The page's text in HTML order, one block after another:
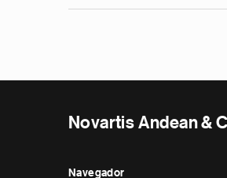
Novartis Andean &
Navegador